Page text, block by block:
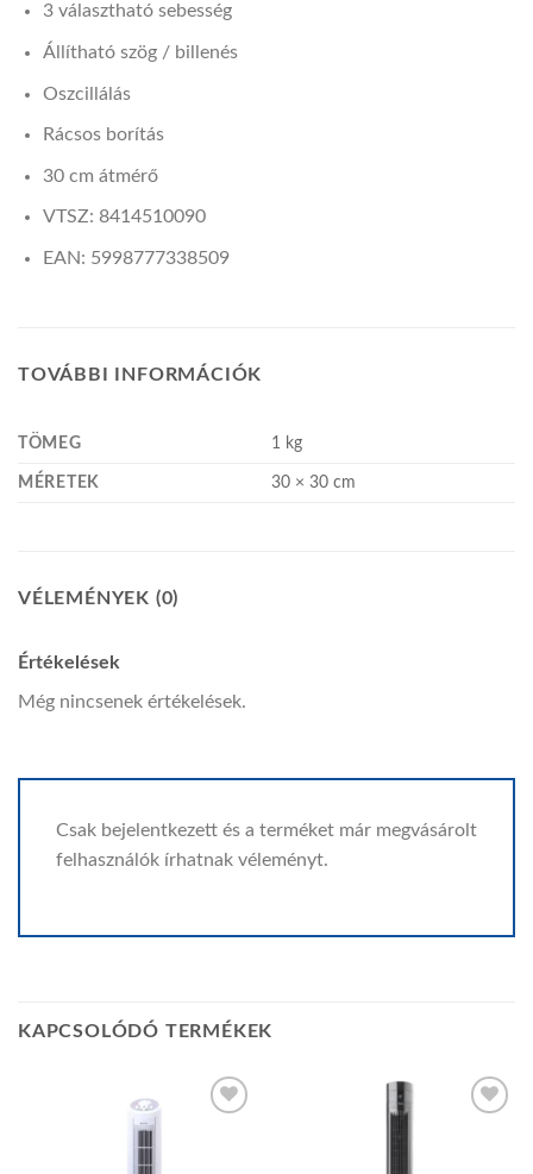
3 választható sebesség
Állítható szög / billenés
Oszcillálás
Rácsos borítás
30 cm átmérő
VTSZ: 8414510090
EAN: 5998777338509
TOVÁBBI INFORMÁCIÓK
TÖMEG 1 kg
MÉRETEK 30 × 30 cm
VÉLEMÉNYEK (0)
Értékelések
Még nincsenek értékelések.
Csak bejelentkezett és a terméket már megvásárolt
felhasználók írhatnak véleményt.
KAPCSOLÓDÓ TERMÉKEK